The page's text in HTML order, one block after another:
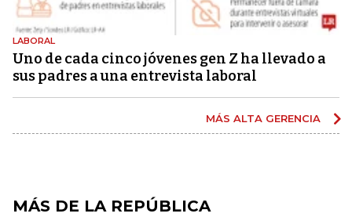
LABORAL
Uno de cada cinco jóvenes gen Z ha llevado a
sus padres a una entrevista laboral
MÁS ALTA GERENCIA
MÁS DE LA REPÚBLICA